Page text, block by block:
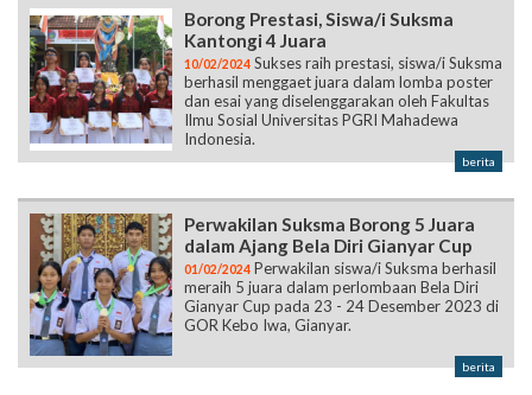
Borong Prestasi, Siswa/i Suksma
Kantongi 4 Juara
10/02/2024 Sukses raih prestasi, siswa/i Suksma
berhasil menggaet juara dalam lomba poster
dan esai yang diselenggarakan oleh Fakultas
Ilmu Sosial Universitas PGRI Mahadewa
Indonesia.
berita
Perwakilan Suksma Borong 5 Juara
dalam Ajang Bela Diri Gianyar Cup
01/02/2024 Perwakilan siswa/i Suksma berhasil
meraih 5 juara dalam perlombaan Bela Diri
Gianyar Cup pada 23 - 24 Desember 2023 di
GOR Kebo Iwa, Gianyar.
berita